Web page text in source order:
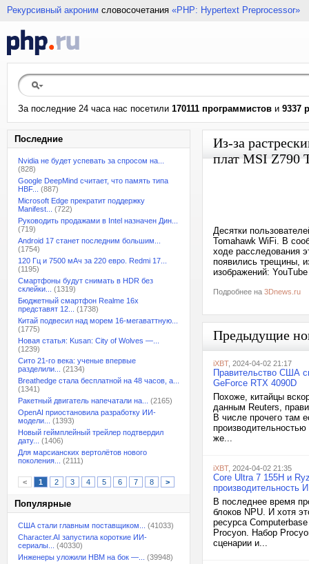
Рекурсивный акроним словосочетания «PHP: Hypertext Preprocessor»
За последние 24 часа нас посетили 170111 программистов и 9337
Последние
Nvidia не будет успевать за спросом на...
(828)
Google DeepMind считает, что память типа
HBF...
(887)
Microsoft Edge прекратит поддержку
Manifest...
(722)
Руководить продажами в Intel назначен Дин...
(719)
Android 17 станет последним большим...
(1754)
120 Гц и 7500 мАч за 220 евро. Redmi 17...
(1195)
Смартфоны будут снимать в HDR без
склейки...
(1319)
Бюджетный смартфон Realme 16x
представят 12...
(1738)
Китай подвесил над морем 16-мегаваттную...
(1775)
Новая статья: Kusan: City of Wolves —...
(1239)
Сито 21-го века: ученые впервые
разделили...
(2134)
Breathedge стала бесплатной на 48 часов, а...
(1341)
Ракетный двигатель напечатали на...
(2165)
OpenAI приостановила разработку ИИ-
модели...
(1393)
Новый геймплейный трейлер подтвердил
дату...
(1406)
Для марсианских вертолётов нового
поколения...
(2111)
< 1 2 3 4 5 6 7 8 >
Популярные
США стали главным поставщиком...
(41033)
Character.AI запустила короткие ИИ-
сериалы...
(40330)
Инженеры уложили HBM на бок —...
(39948)
Из-за
плат MSI Z790
Десятки
Tomahawk WiFi. В
ходе расследования
появились трещины,
изображений:
Подробнее на 3Dnews.ru
Предыдущие
iXBT, 2024-04-02 21:17
Правительство США
GeForce RTX 4090D
Похоже, китайцы
данным Reuters,
В числе прочего там
же...
iXBT, 2024-04-02 21:35
Core Ultra 7 155H и
производительность
В последнее время
блоков NPU. И хотя
ресурса
Procyon. Набор
сценарии и...